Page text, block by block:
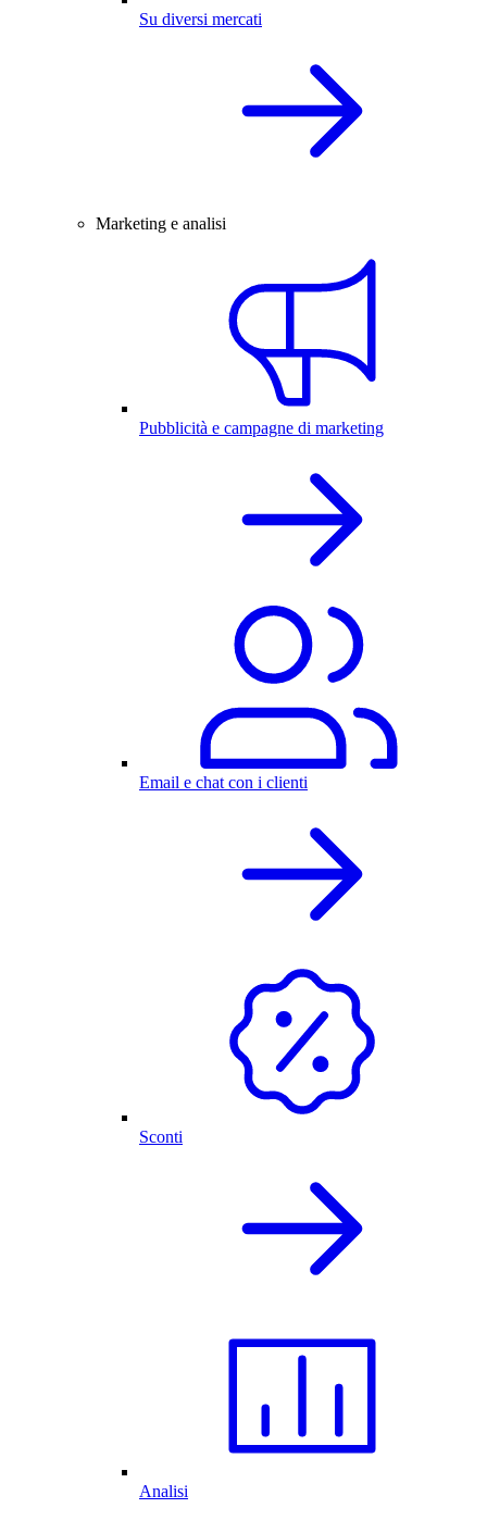
Su diversi mercati
Marketing e analisi
Pubblicità e campagne di marketing
Email e chat con i clienti
Sconti
Analisi